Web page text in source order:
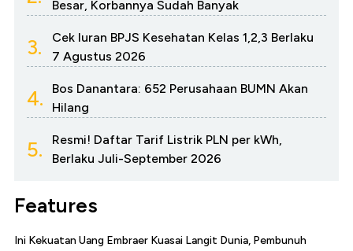
Besar, Korbannya Sudah Banyak
3.
Cek Iuran BPJS Kesehatan Kelas 1,2,3 Berlaku
7 Agustus 2026
4.
Bos Danantara: 652 Perusahaan BUMN Akan
Hilang
5.
Resmi! Daftar Tarif Listrik PLN per kWh,
Berlaku Juli-September 2026
Features
Ini Kekuatan Uang Embraer Kuasai Langit Dunia, Pembunuh